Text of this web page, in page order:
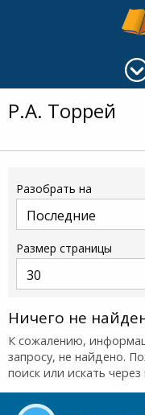
Р.А. Торрей
Разобрать на
Размер страницы
Ничего не
К сожалению,
запросу, не найдено.
поиск или искать